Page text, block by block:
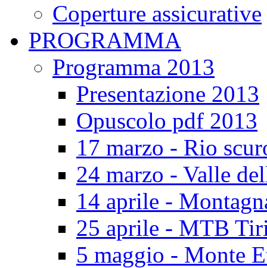
Coperture assicurative
PROGRAMMA
Programma 2013
Presentazione 2013
Opuscolo pdf 2013
17 marzo - Rio
24 marzo - Valle
14 aprile -
25 aprile - MTB
5 maggio - Monte